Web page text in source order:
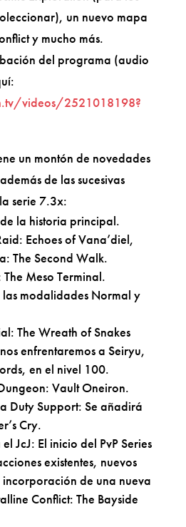
un nuevo mapa
y mucho más.
del programa (audio
videos/2521018198?
un montón de novedades
de las sucesivas
serie 7.3x:
la historia principal.
Echoes of Vana’diel,
The Second Walk.
Meso Terminal.
modalidades Normal y
The Wreath of Snakes
enfrentaremos a Seiryu,
en el nivel 100.
Vault Oneiron.
Duty Support: Se añadirá
Cry.
JcJ: El inicio del PvP Series
existentes, nuevos
incorporación de una nueva
Conflict: The Bayside